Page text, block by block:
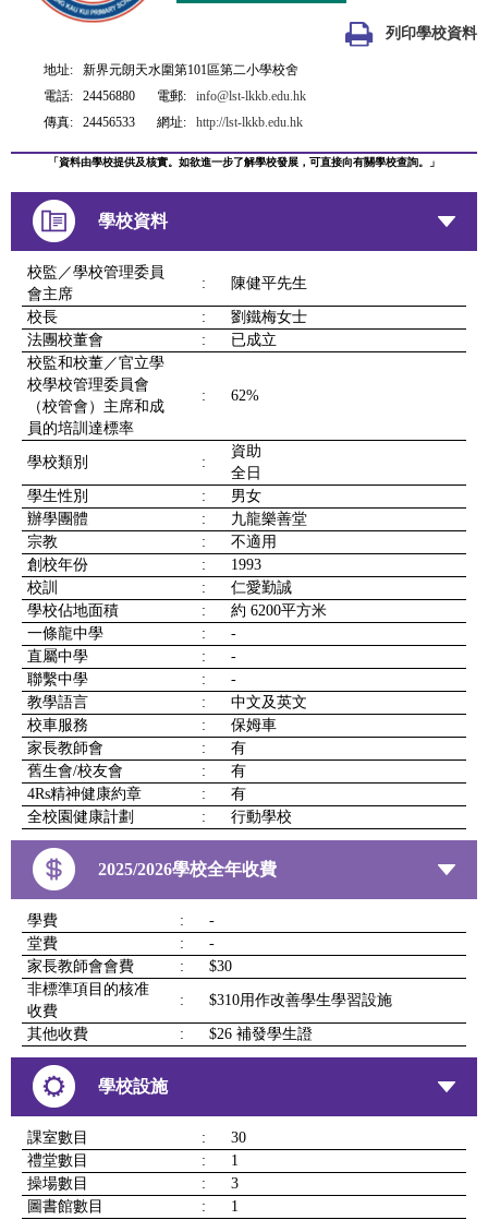
列印學校資料
地址:
新界元朗天水圍第101區第二小學校舍
電話:
24456880 電郵:
info@lst-lkkb.edu.hk
傳真:
24456533 網址: http://lst-lkkb.edu.hk
「資料由學校提供及核實。如欲進一步了解學校發展，可直接向有關學校查詢。」
學校資料
校監／學校管理委員
會主席
: 陳健平先生
校長 :
劉鐵梅女士
法團校董會
:
已成立
校監和校董／官立學
校學校管理委員會
（校管會）主席和成
員的培訓達標率
: 62%
學校類別 :
資助
全日
學生性別
:
男女
辦學團體
:
九龍樂善堂
宗教
:
不適用
創校年份
:
1993
校訓
:
仁愛勤誠
學校佔地面積
:
約 6200平方米
一條龍中學
:
-
直屬中學
:
-
聯繫中學
:
-
教學語言
:
中文及英文
校車服務
:
保姆車
家長教師會
:
有
舊生會/校友會
:
有
4Rs精神健康約章
:
有
全校園健康計劃
: 行動學校
2025/2026學校全年收費
學費 :
-
堂費
:
-
家長教師會會費
:
$30
非標準項目的核准
收費
: $310用作改善學生學習設施
其他收費 : $26 補發學生證
學校設施
課室數目 :
30
禮堂數目
:
1
操場數目
:
3
圖書館數目
: 1